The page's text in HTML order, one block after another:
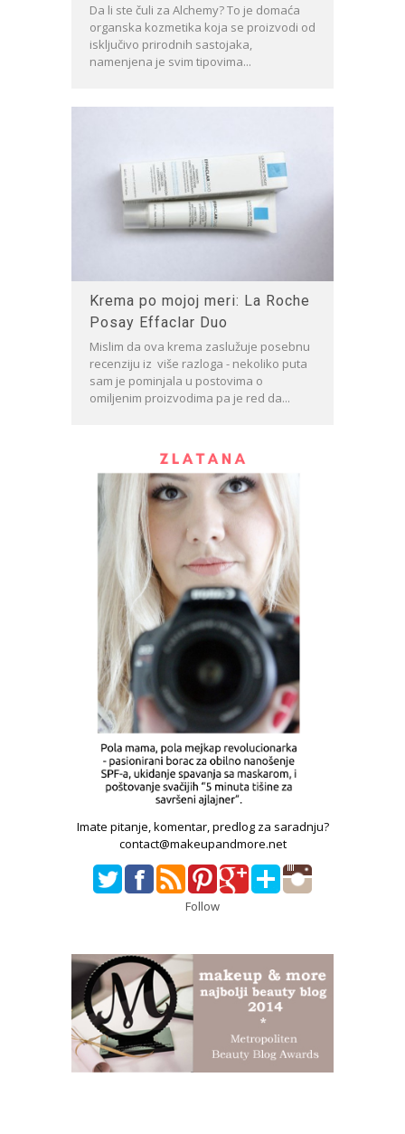
Da li ste čuli za Alchemy? To je domaća
organska kozmetika koja se proizvodi od
isključivo prirodnih sastojaka,
namenjena je svim tipovima...
Krema po mojoj meri: La Roche
Posay Effaclar Duo
Mislim da ova krema zaslužuje posebnu
recenziju iz više razloga - nekoliko puta
sam je pominjala u postovima o
omiljenim proizvodima pa je red da...
Imate pitanje, komentar, predlog za saradnju?
contact@makeupandmore.net
Follow